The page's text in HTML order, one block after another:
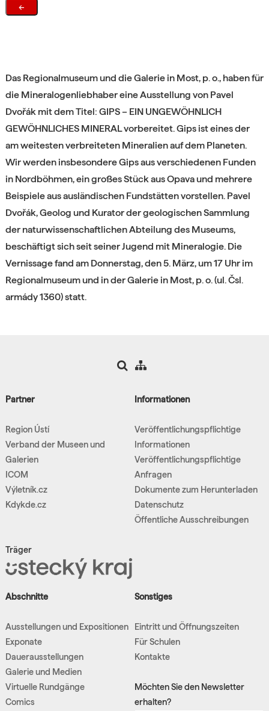
←
Das Regionalmuseum und die Galerie in Most, p. o., haben für
die Mineralogenliebhaber eine Ausstellung von Pavel
Dvořák mit dem Titel: GIPS – EIN UNGEWÖHNLICH
GEWÖHNLICHES MINERAL vorbereitet. Gips ist eines der
am weitesten verbreiteten Mineralien auf dem Planeten.
Wir werden insbesondere Gips aus verschiedenen Funden
in Nordböhmen, ein großes Stück aus Opava und mehrere
Beispiele aus ausländischen Fundstätten vorstellen. Pavel
Dvořák, Geolog und Kurator der geologischen Sammlung
der naturwissenschaftlichen Abteilung des Museums,
beschäftigt sich seit seiner Jugend mit Mineralogie. Die
Vernissage fand am Donnerstag, den 5. März, um 17 Uhr im
Regionalmuseum und in der Galerie in Most, p. o. (ul. Čsl.
armády 1360) statt.
Partner
Region Ústí
Verband der Museen und
Galerien
ICOM
Výletník.cz
Kdykde.cz
Träger
Informationen
Veröffentlichungspflichtige
Informationen
Veröffentlichungspflichtige
Anfragen
Dokumente zum Herunterladen
Datenschutz
Öffentliche Ausschreibungen
Abschnitte
Ausstellungen und Expositionen
Exponate
Dauerausstellungen
Galerie und Medien
Virtuelle Rundgänge
Comics
Sonstiges
Eintritt und Öffnungszeiten
Für Schulen
Kontakte
Möchten Sie den Newsletter
erhalten?